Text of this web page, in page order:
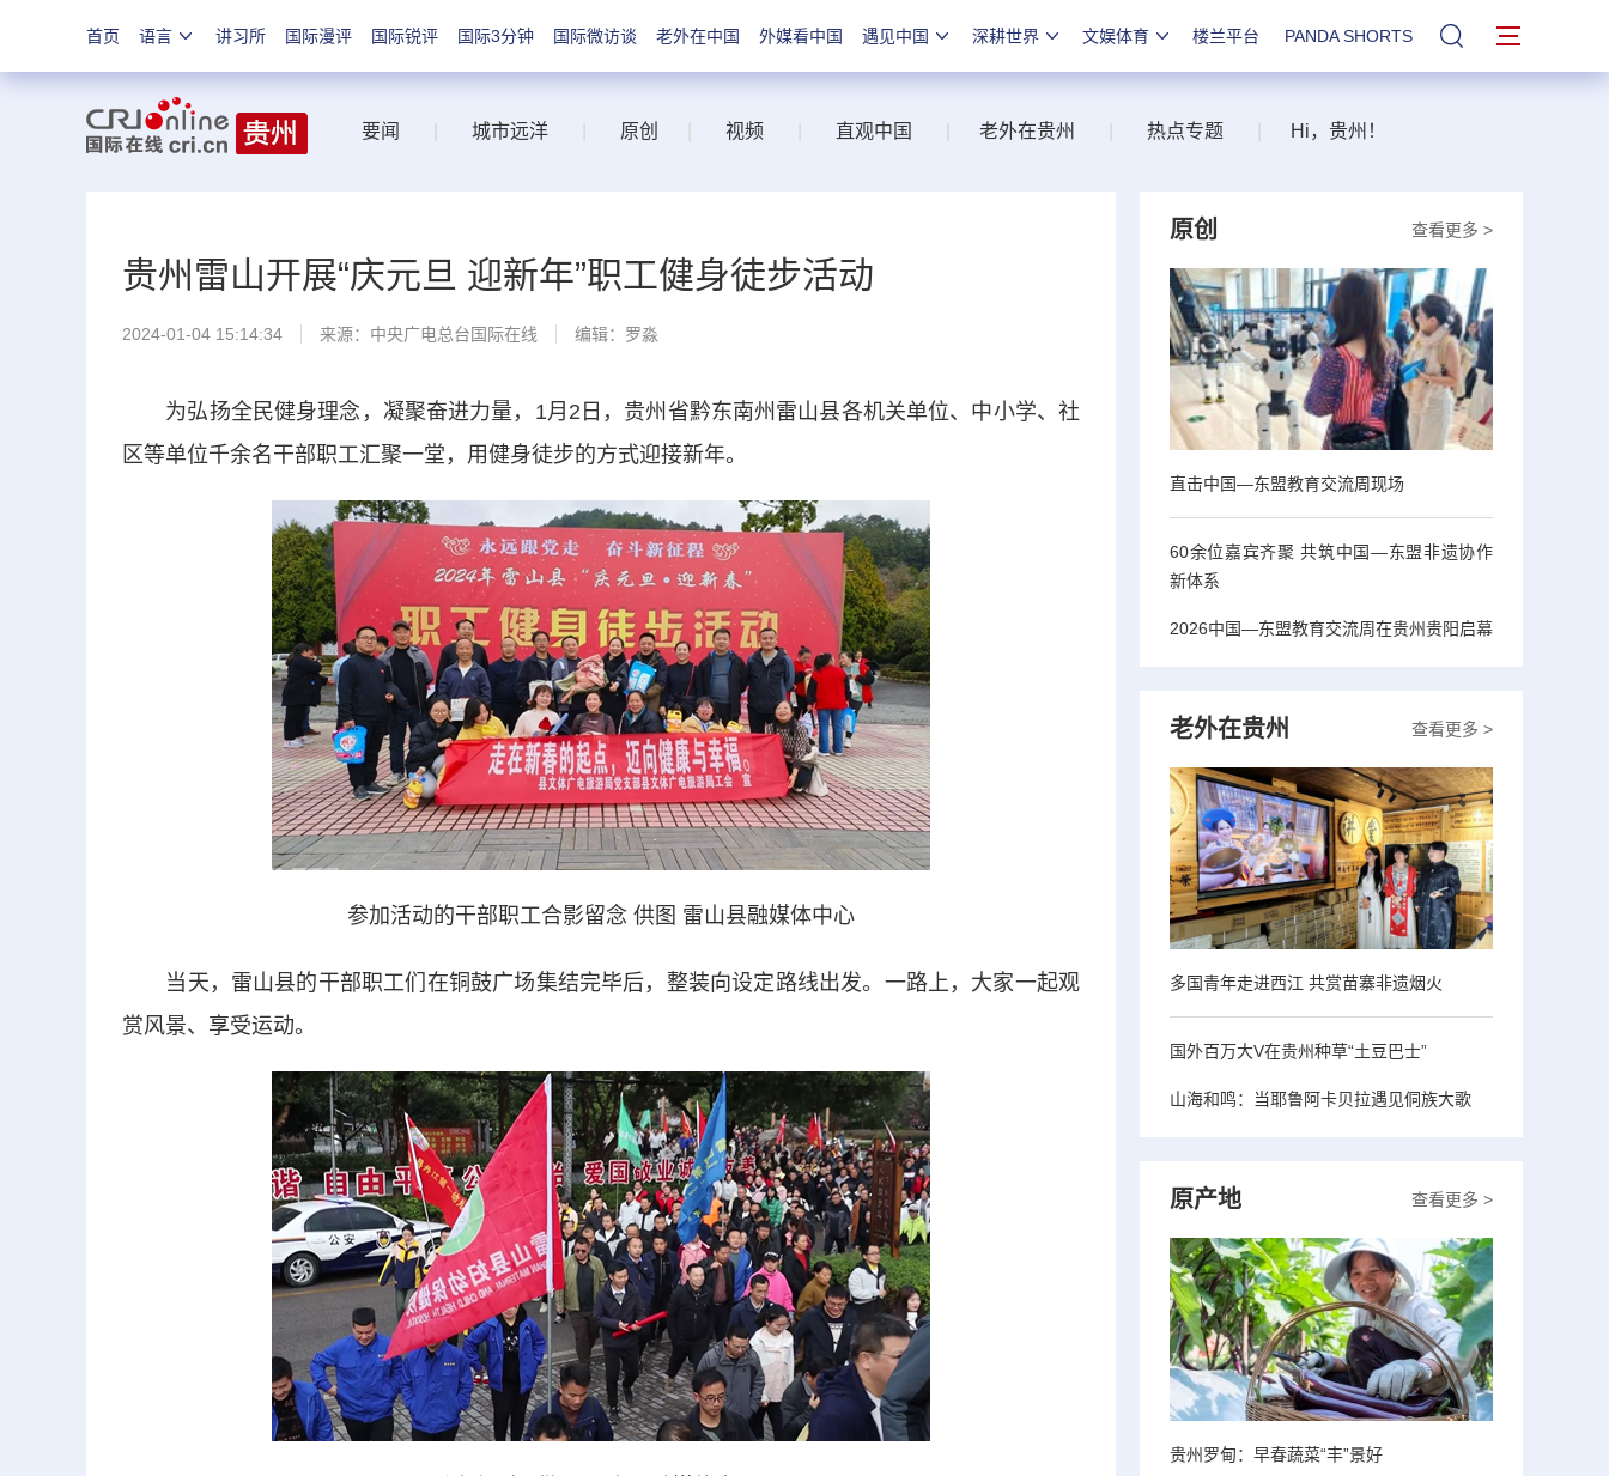
首页 语言 讲习所 国际漫评 国际锐评 国际3分钟 国际微访谈 老外在中国 外媒看中国 遇见中国 深耕世界 文娱体育 楼兰平台 PANDA SHORTS 站内搜索
要闻 城市远洋 原创 视频 直观中国 老外在贵州 热点专题 Hi，贵州！
贵州雷山开展“庆元旦 迎新年”职工健身徒步活动
2024-01-04 15:14:34 来源：中央广电总台国际在线 编辑：罗淼
为弘扬全民健身理念，凝聚奋进力量，1月2日，贵州省黔东南州雷山县各机关单位、中小学、社
区等单位千余名干部职工汇聚一堂，用健身徒步的方式迎接新年。
参加活动的干部职工合影留念 供图 雷山县融媒体中心
当天，雷山县的干部职工们在铜鼓广场集结完毕后，整装向设定路线出发。一路上，大家一起观
赏风景、享受运动。
查看更多 >
原创
直击中国—东盟教育交流周现场
60余位嘉宾齐聚 共筑中国—东盟非遗协作
新体系
2026中国—东盟教育交流周在贵州贵阳启幕
查看更多 >
老外在贵州
多国青年走进西江 共赏苗寨非遗烟火
国外百万大V在贵州种草“土豆巴士”
山海和鸣：当耶鲁阿卡贝拉遇见侗族大歌
查看更多 >
原产地
贵州罗甸：早春蔬菜“丰”景好